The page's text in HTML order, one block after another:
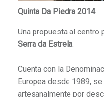
Quinta Da Piedra 2014
Una propuesta al centro
Serra da Estrela.
Cuenta con la
Europea desde 1989,
artesanalmente por